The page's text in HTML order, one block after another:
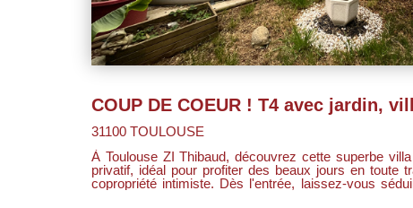
31100 TOULOUSE
À Toulouse ZI Thibaud, découvrez cette superbe
privatif, idéal pour profiter des beaux jours en toute
copropriété intimiste. Dès l'entrée, laissez-vous séduire par une belle pièce de vie